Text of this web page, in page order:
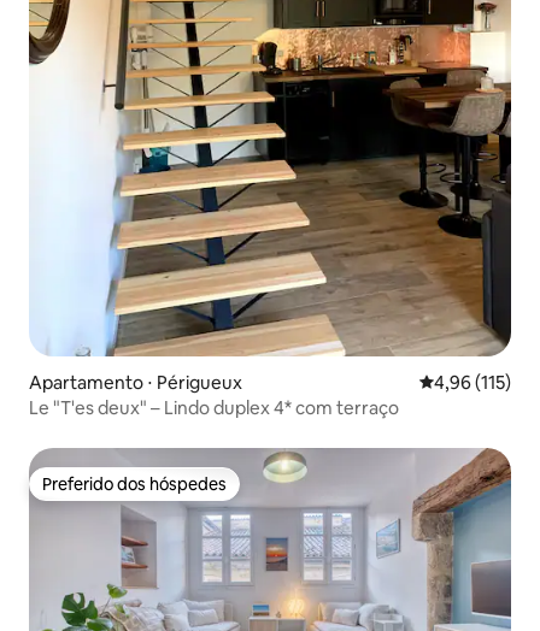
Apartamento ⋅ Périgueux 4,96 de uma
4,96 (115)
Le "T'es deux" – Lindo duplex 4* com terraço
Preferido dos hóspedes
Preferido dos hóspedes